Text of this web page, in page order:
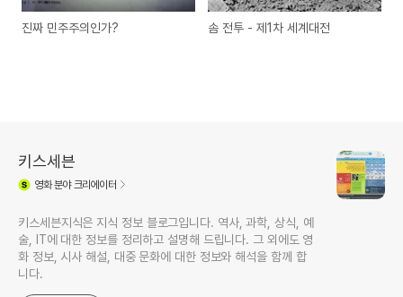
진짜 민주주의인가? 솜 전투 - 제1차 세계대전
키스세븐
영화분야 크리에이터
키스세븐지식은 지식 정보 블로그입니다. 역사, 과학, 상식, 예
술, IT에 대한 정보를 정리하고 설명해 드립니다. 그 외에도 영
화 정보, 시사 해설, 대중 문화에 대한 정보와 해석을 함께 합
니다.